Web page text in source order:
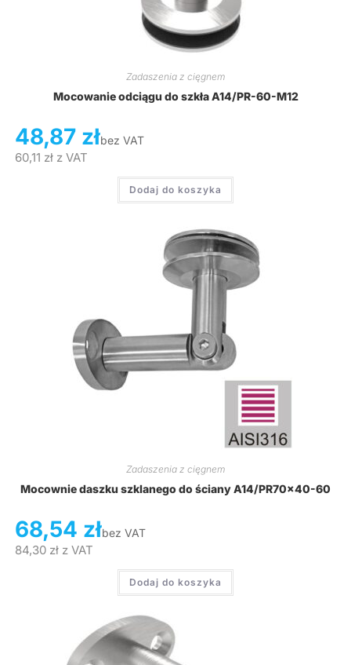
Zadaszenia z cięgnem
Mocowanie odciągu do szkła A14/PR-60-M12
48,87 złbez VAT
60,11 złz VAT
Dodaj do koszyka
Zadaszenia z cięgnem
Mocownie daszku szklanego do ściany A14/PR70x40-60
68,54 złbez VAT
84,30 złz VAT
Dodaj do koszyka